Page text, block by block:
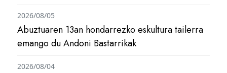
Abuztuaren 13an hondarrezko eskultura tailerra
emango du Andoni Bastarrikak
2026/08/05
2026/08/04